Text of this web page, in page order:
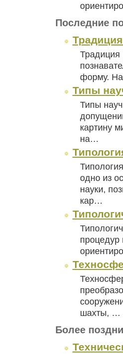
Последние
Традиция
форму.
Типы
Типы
картину
на…
одно из
науки,
кар…
шахты, …
Более